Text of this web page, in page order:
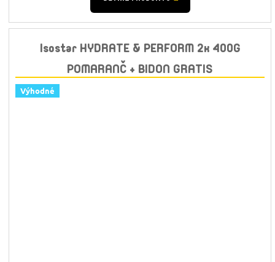
Isostar HYDRATE & PERFORM 2x 400G
POMARANČ + BIDON GRATIS
Výhodné